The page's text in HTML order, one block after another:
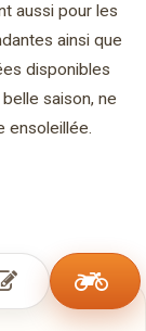
aussi pour les
ainsi que
disponibles
saison, ne
ensoleillée.